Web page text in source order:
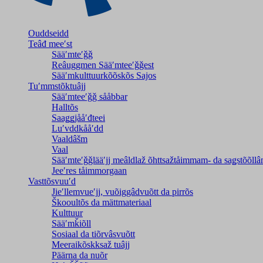
Ouddseidd
Teâđ meeʹst
Sääʹmteʹǧǧ
Reâuggmen Sääʹmteeʹǧǧest
Sääʹmkulttuurkõõskõs Sajos
Tuʹmmstõktuâjj
Sääʹmteeʹǧǧ sååbbar
Halltõs
Saaǥǥjååʹđteei
Luʹvddkååʹdd
Vaaldâšm
Vaal
Sääʹmteʹǧǧlääʹjj meâldlaž õhttsažtåimmam- da
Jeeʹres tåimmorgaan
Vasttõsvuuʹd
Jieʹllemvueʹjj, vuõiggâdvuõtt da pirrõs
Škooultõs da mättmateriaal
Kulttuur
Sääʹmǩiõll
Sosiaal da tiõrvâsvuõtt
Meeraikõskksaž tuâjj
Päärna da nuõr